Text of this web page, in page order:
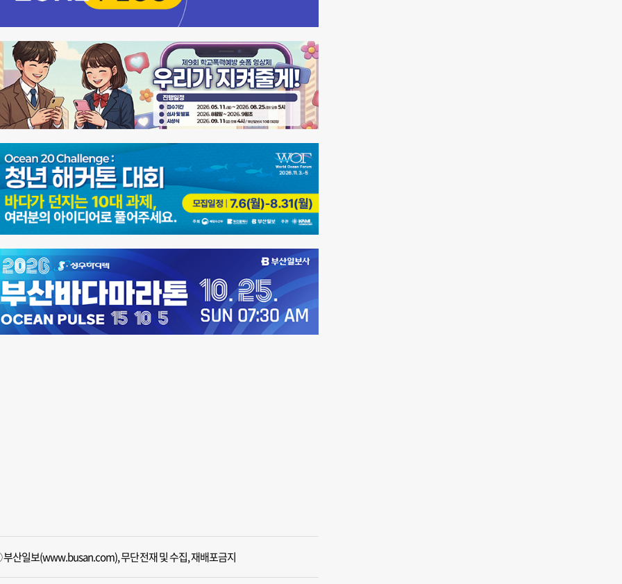
산일보(www.busan.com), 무단전재 및 수집, 재배포금지